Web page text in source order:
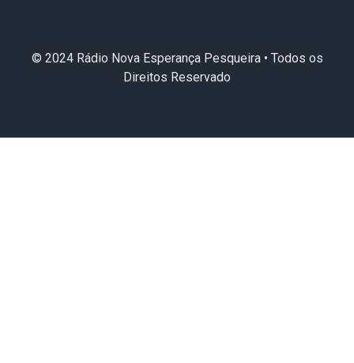
© 2024 Rádio Nova Esperança Pesqueira • Todos os
Direitos Reservado